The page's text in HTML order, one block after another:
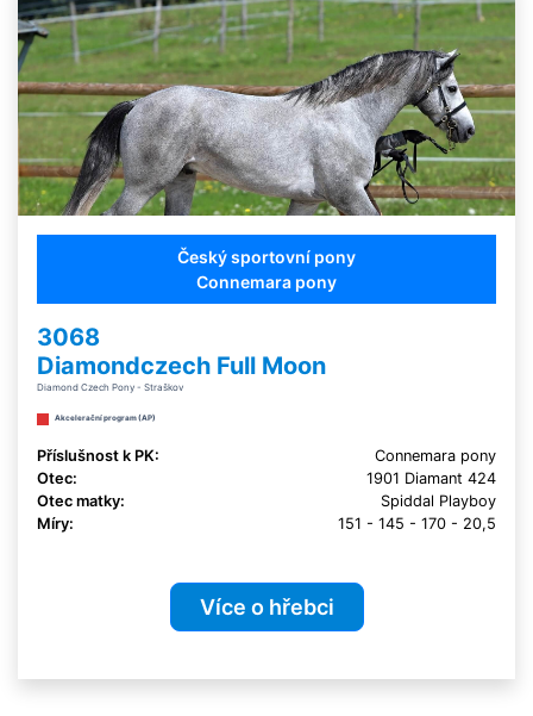
Český sportovní pony
Connemara pony
3068
Diamondczech Full Moon
Diamond Czech Pony - Straškov
Akcelerační program (AP)
Příslušnost k PK:
Connemara pony
Otec:
1901 Diamant 424
Otec matky:
Spiddal Playboy
Míry:
151 - 145 - 170 - 20,5
Více o hřebci